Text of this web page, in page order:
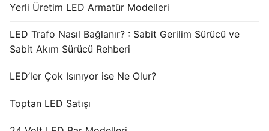
Yerli Üretim LED Armatür Modelleri
LED Trafo Nasıl Bağlanır? : Sabit Gerilim Sürücü ve
Sabit Akım Sürücü Rehberi
LED’ler Çok Isınıyor ise Ne Olur?
Toptan LED Satışı